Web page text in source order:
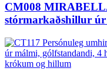
CM008
stórmarkaðshillur